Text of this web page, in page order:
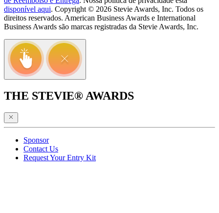
disponível aqui. Copyright © 2026 Stevie Awards, Inc. Todos os
direitos reservados. American Business Awards e International
Business Awards são marcas registradas da Stevie Awards, Inc.
THE STEVIE® AWARDS
Sponsor
Contact Us
Request Your Entry Kit